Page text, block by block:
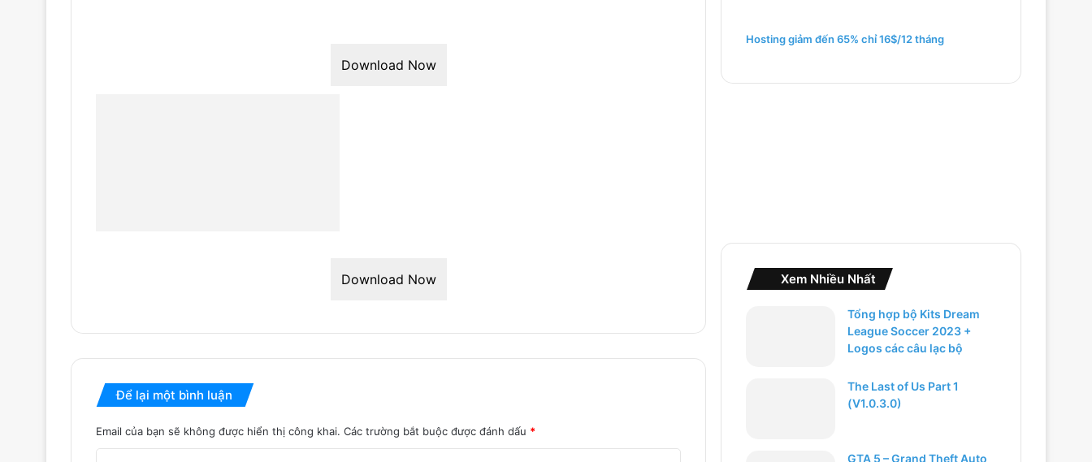
Download Now
Download Now
Để lại một bình luận
Email của bạn sẽ không được hiển thị công khai. Các trường bắt buộc được đánh dấu *
h
Hosting giảm đến 65% chỉ 16$/12 tháng
Xem Nhiều Nhất
Tổng hợp bộ Kits Dream
League Soccer 2023 +
Logos các câu lạc bộ
The Last of Us Part 1
(V1.0.3.0)
GTA 5 – Grand Theft Auto